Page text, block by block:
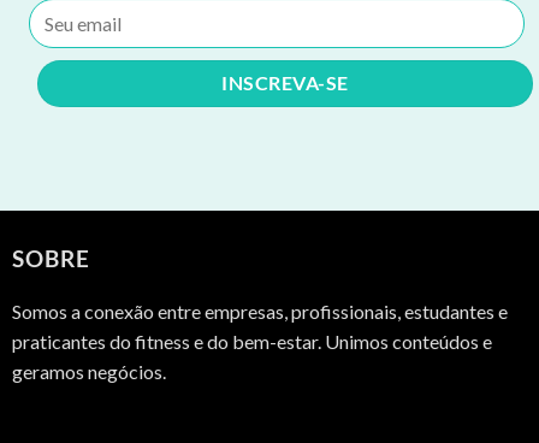
SOBRE
Somos a conexão entre empresas, profissionais, estudantes e
praticantes do fitness e do bem-estar. Unimos conteúdos e
geramos negócios.